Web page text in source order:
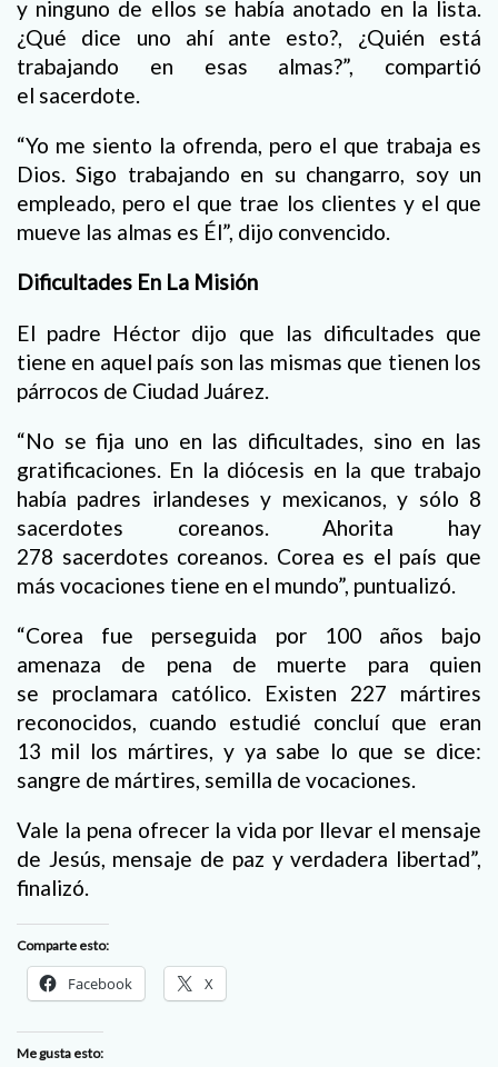
y ninguno de ellos se había anotado en la lista.
¿Qué dice uno ahí ante esto?, ¿Quién está
trabajando en esas almas?”, compartió
el sacerdote.
“Yo me siento la ofrenda, pero el que trabaja es
Dios. Sigo trabajando en su changarro, soy un
empleado, pero el que trae los clientes y el que
mueve las almas es Él”, dijo convencido.
Dificultades En La Misión
El padre Héctor dijo que las dificultades que
tiene en aquel país son las mismas que tienen los
párrocos de Ciudad Juárez.
“No se fija uno en las dificultades, sino en las
gratificaciones. En la diócesis en la que trabajo
había padres irlandeses y mexicanos, y sólo 8
sacerdotes coreanos. Ahorita hay
278 sacerdotes coreanos. Corea es el país que
más vocaciones tiene en el mundo”, puntualizó.
“Corea fue perseguida por 100 años bajo
amenaza de pena de muerte para quien
se proclamara católico. Existen 227 mártires
reconocidos, cuando estudié concluí que eran
13 mil los mártires, y ya sabe lo que se dice:
sangre de mártires, semilla de vocaciones.
Vale la pena ofrecer la vida por llevar el mensaje
de Jesús, mensaje de paz y verdadera libertad”,
finalizó.
Comparte esto:
Facebook X
Me gusta esto: